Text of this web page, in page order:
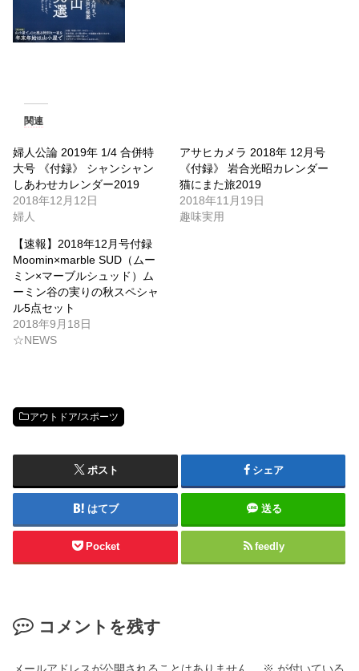
関連
婦人公論 2019年 1/4 合併特
大号 《付録》 シャンシャン
しあわせカレンダー2019
2018年12月12日
婦人
アサヒカメラ 2018年 12月号
《付録》 岩合光昭カレンダー
猫にまた旅2019
2018年11月19日
趣味実用
【速報】2018年12月号付録
Moomin×marble SUD（ムー
ミン×マーブルシュッド）ム
ーミン谷の実りの秋スペシャ
ル5点セット
2018年9月18日
☆NEWS
アウトドア/スポーツ
ポスト シェア
はてブ 送る
Pocket feedly
コメントを残す